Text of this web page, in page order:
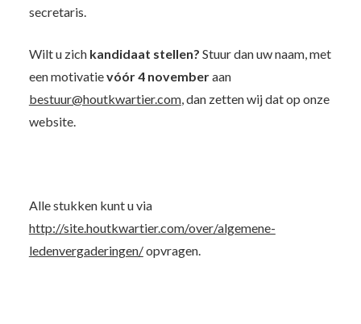
secretaris.
Wilt u zich kandidaat stellen? Stuur dan uw naam, met
een motivatievóór 4 novemberaan
bestuur@houtkwartier.com, dan zetten wij dat op onze
website.
Alle stukken kunt u via
http://site.houtkwartier.com/over/algemene-
ledenvergaderingen/opvragen.